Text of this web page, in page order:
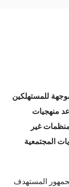
للمستهلكين
منهجيات
غير
المجتمعية
المستهدف